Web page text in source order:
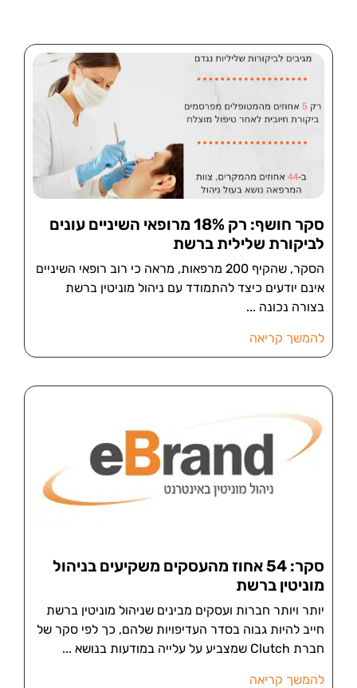
סקר חושף: רק 18% מרופאי השיניים עונים
לביקורת שלילית ברשת
הסקר, שהקיף 200 מרפאות, מראה כי רוב רופאי השיניים
אינם יודעים כיצד להתמודד עם ניהול מוניטין ברשת
בצורה נכונה
להמשך קריאה
סקר: 54 אחוז מהעסקים משקיעים בניהול
מוניטין ברשת
יותר ויותר חברות ועסקים מבינים שניהול מוניטין ברשת
חייב להיות גבוה בסדר העדיפויות שלהם, כך לפי סקר של
חברת Clutch שמצביע על עלייה במודעות בנושא
להמשך קריאה